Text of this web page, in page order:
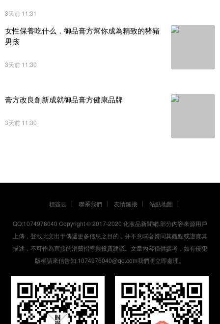
3天前 11:31
女性保養吃什么，御品膏方幫你成為精致的豬豬
男孩
3天前 11:30
膏方改良創新成就御品膏方健康品牌
3天前 11:30
標簽云 聯系我們 友情鏈接 站點地圖
QQ:1074976040 Copyright © 2017-2020 化妝品新聞網.部分內容來源用戶
上傳，登載此文出于傳遞更多信息之目的，并不意味著贊同其觀點或證實其
描述，不可作為直接的消費指導與投資建議。文章內容僅供參考，如有侵犯
版權請來信告知,1074976040@qq.com我們將立即處理。